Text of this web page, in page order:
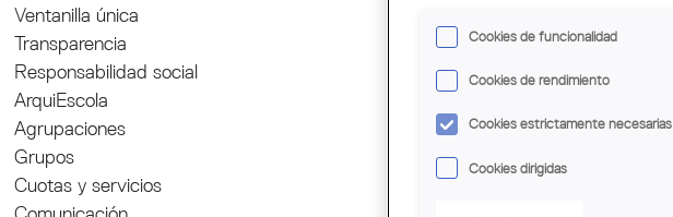
Ventanilla única
Transparencia
Responsabilidad social
ArquiEscola
Agrupaciones
Grupos
Cuotas y servicios
Cookies de funcionalidad
Cookies de rendimiento
Cookies estrictamente necesarias
Cookies dirigidas